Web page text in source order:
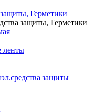
Герметики
защиты, Герметики
ленты
защиты